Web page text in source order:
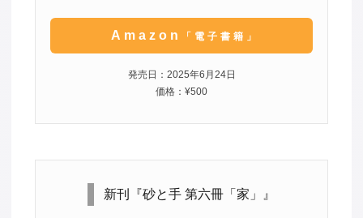
Amazon 「電子書籍」
発売日：2025年6月24日
価格：¥500
新刊『砂と手 第六冊「家」』